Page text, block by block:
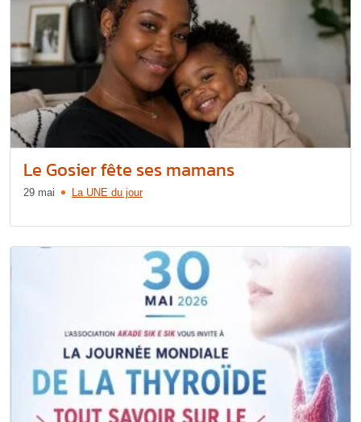
Le Gosier fête ses mamans
29 mai La UNE du jour